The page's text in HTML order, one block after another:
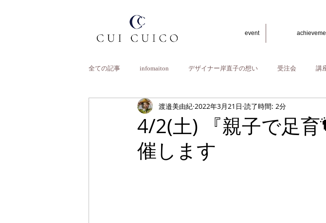
event
全ての記事 infomaiton デザイナー岸直子の想い 受注会 講
4/2(土) 『親子で足
催します
渡邉美由紀 2022年3月21日 読了時間: 2分